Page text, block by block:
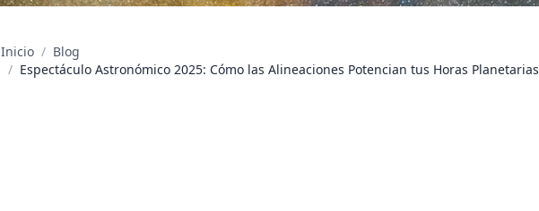
Inicio / Blog
/ Espectáculo Astronómico 2025: Cómo las Alineaciones Potencian tus Horas Planetarias